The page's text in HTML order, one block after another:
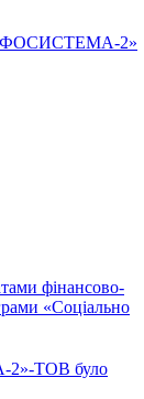
2»
фінансово-
«Соціально
2»-ТОВ було